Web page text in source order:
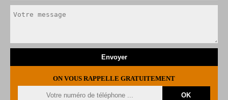
ON VOUS RAPPELLE GRATUITEMENT